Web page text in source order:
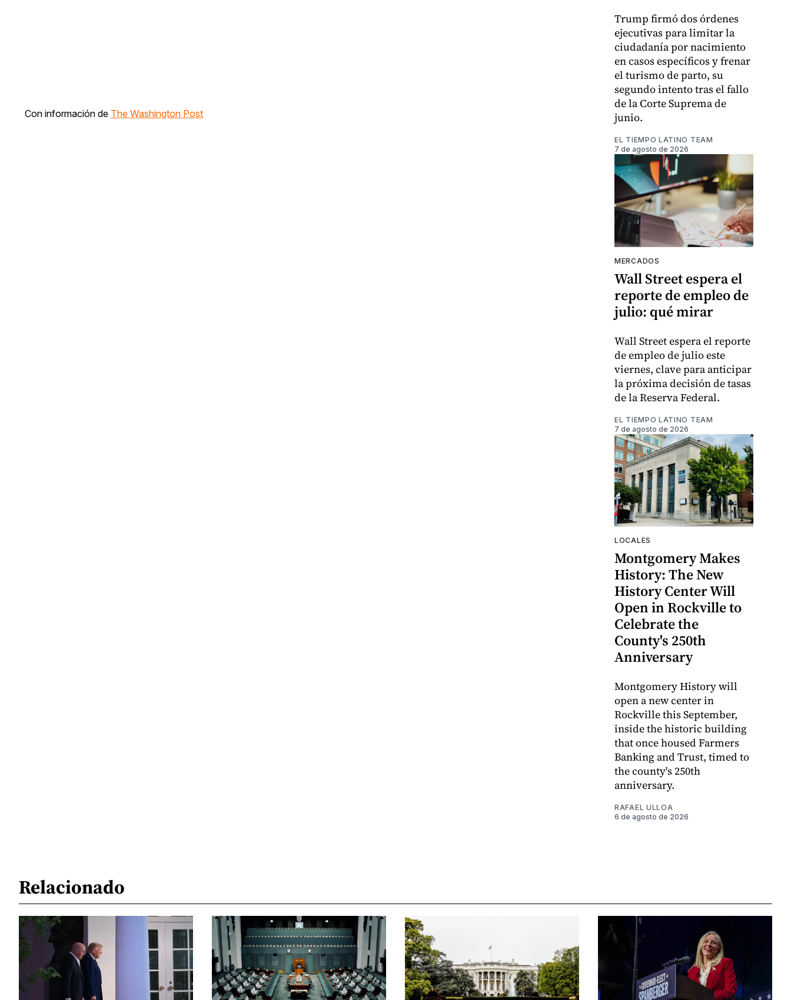
Con información de The Washington Post
Trump firmó dos órdenes
ejecutivas para limitar la
ciudadanía por nacimiento
en casos específicos y frenar
el turismo de parto, su
segundo intento tras el fallo
de la Corte Suprema de
junio.
EL TIEMPO LATINO TEAM
7 de agosto de 2026
MERCADOS
Wall Street espera el
reporte de empleo de
julio: qué mirar
Wall Street espera el reporte
de empleo de julio este
viernes, clave para anticipar
la próxima decisión de tasas
de la Reserva Federal.
EL TIEMPO LATINO TEAM
7 de agosto de 2026
LOCALES
Montgomery Makes
History: The New
History Center Will
Open in Rockville to
Celebrate the
County's 250th
Anniversary
Montgomery History will
open a new center in
Rockville this September,
inside the historic building
that once housed Farmers
Banking and Trust, timed to
the county's 250th
anniversary.
RAFAEL ULLOA
6 de agosto de 2026
Relacionado